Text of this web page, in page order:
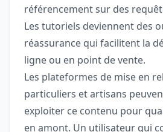
référencement sur des
Les tutoriels deviennent des
réassurance qui facilitent la
ligne ou en point de vente.
Les plateformes de mise en
particuliers et artisans
exploiter ce contenu pour
en amont. Un utilisateur qui